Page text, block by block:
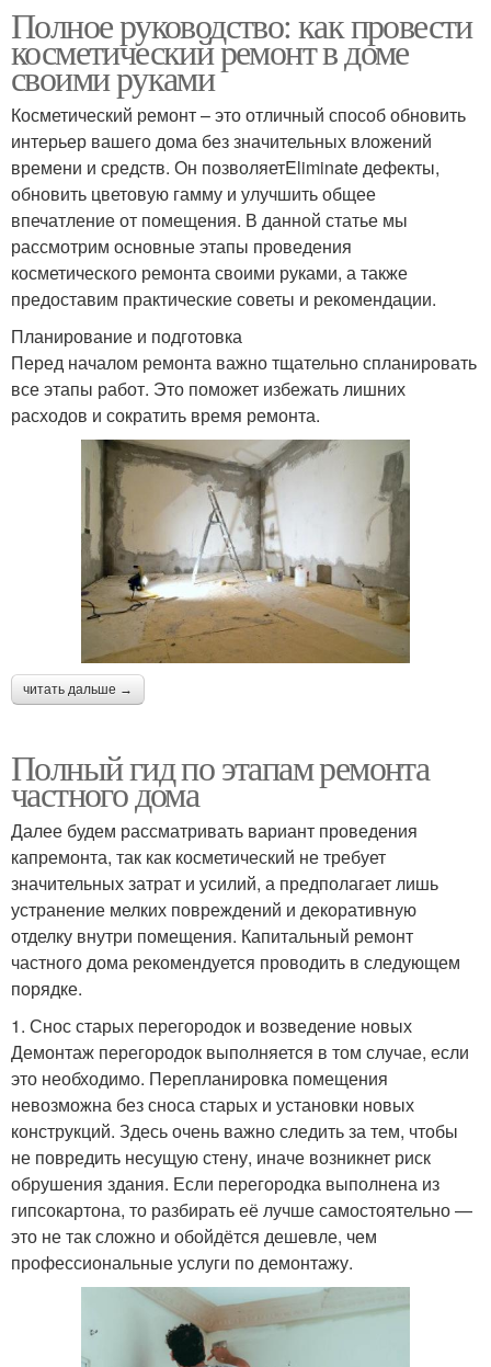
Полное руководство: как провести
косметический ремонт в доме
своими руками
Косметический ремонт – это отличный способ обновить
интерьер вашего дома без значительных вложений
времени и средств. Он позволяетEliminate дефекты,
обновить цветовую гамму и улучшить общее
впечатление от помещения. В данной статье мы
рассмотрим основные этапы проведения
косметического ремонта своими руками, а также
предоставим практические советы и рекомендации.
Планирование и подготовка
Перед началом ремонта важно тщательно спланировать
все этапы работ. Это поможет избежать лишних
расходов и сократить время ремонта.
читать дальше →
Полный гид по этапам ремонта
частного дома
Далее будем рассматривать вариант проведения
капремонта, так как косметический не требует
значительных затрат и усилий, а предполагает лишь
устранение мелких повреждений и декоративную
отделку внутри помещения. Капитальный ремонт
частного дома рекомендуется проводить в следующем
порядке.
1. Снос старых перегородок и возведение новых
Демонтаж перегородок выполняется в том случае, если
это необходимо. Перепланировка помещения
невозможна без сноса старых и установки новых
конструкций. Здесь очень важно следить за тем, чтобы
не повредить несущую стену, иначе возникнет риск
обрушения здания. Если перегородка выполнена из
гипсокартона, то разбирать её лучше самостоятельно —
это не так сложно и обойдётся дешевле, чем
профессиональные услуги по демонтажу.